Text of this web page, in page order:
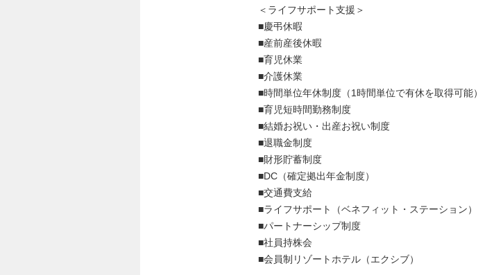
＜ライフサポート支援＞
■慶弔休暇
■産前産後休暇
■育児休業
■介護休業
■時間単位年休制度（1時間単位で有休を取得可能）
■育児短時間勤務制度
■結婚お祝い・出産お祝い制度
■退職金制度
■財形貯蓄制度
■DC（確定拠出年金制度）
■交通費支給
■ライフサポート（ベネフィット・ステーション）
■パートナーシップ制度
■社員持株会
■会員制リゾートホテル（エクシブ）